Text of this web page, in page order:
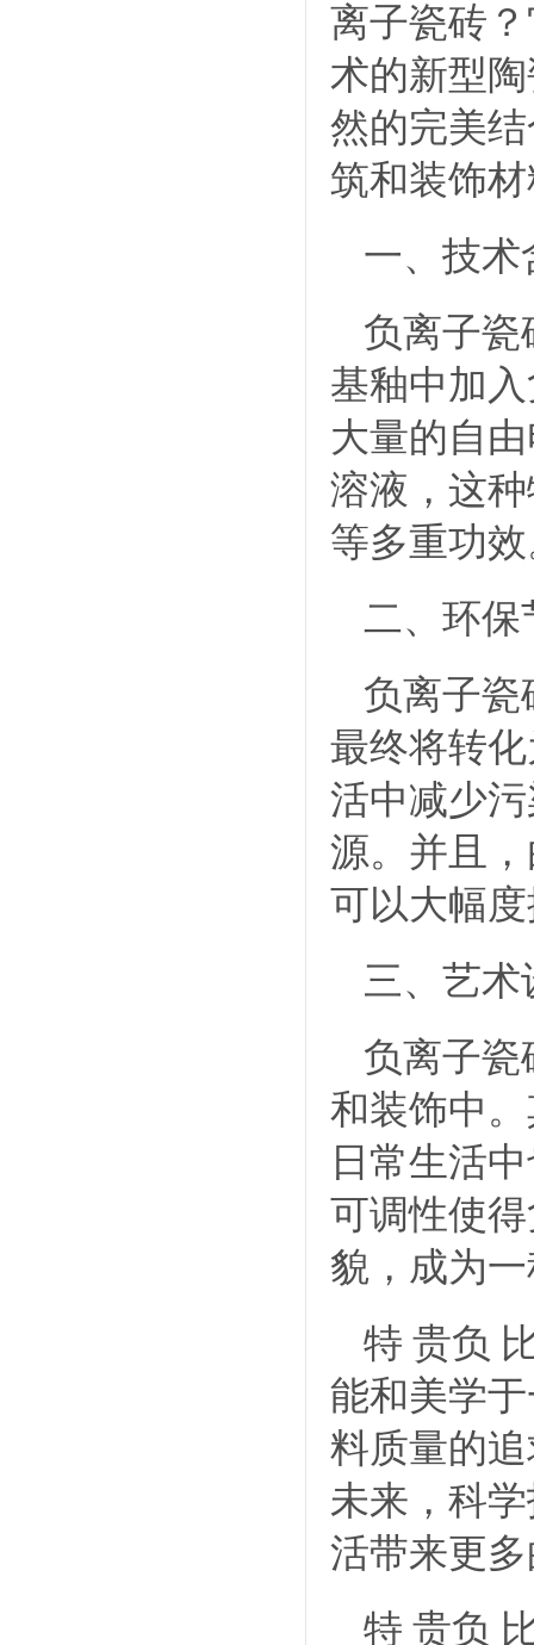
离子瓷砖
术的新型
然的完美
筑和装饰
一、技术
负离子瓷
基釉中加
大量的自
溶液，这
等多重功
二、环保
负离子瓷
最终将转
活中减少
源。并且
可以大幅
三、艺术
负离子瓷
和装饰中
日常生活
可调性使
貌，成为
特 贵负
能和美学
料质量的
未来，科
活带来更
特 贵负